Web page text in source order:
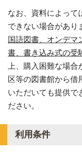
なお、資料によって
できない場合があり
国語図書、オンデマ
書、書き込み式の受
上、購入困難な場
区等の図書館から借
いただいても提供で
ださい。
利用条件